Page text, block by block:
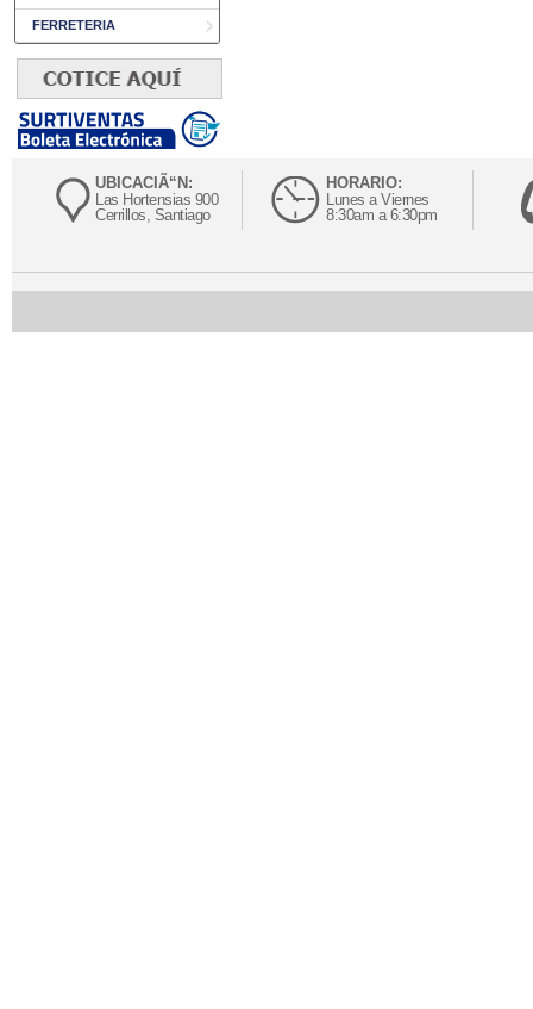
FERRETERIA
UBICACIÃ“N:
Las Hortensias 900
Cerrillos, Santiago
HORARIO:
Lunes a Viernes
8:30am a 6:30pm